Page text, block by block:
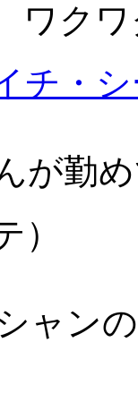
ワク
チ・シ
が勤
）
ャン